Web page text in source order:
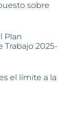
sobre
Plan
Trabajo 2025-
el límite a la